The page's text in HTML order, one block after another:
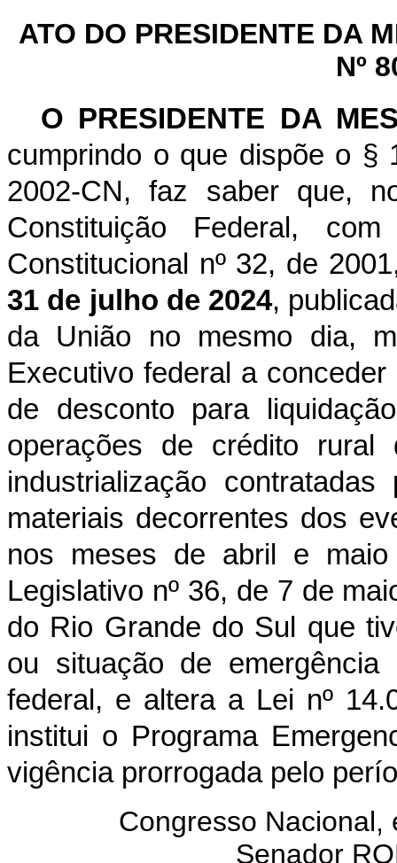
ATO DO PRESIDENTE DA
Nº
O PRESIDENTE DA
cumprindo o que dispõe o §
2002-CN, faz saber que,
Constituição Federal,
Constitucional nº 32, de
31 de julho de 2024,
da União no mesmo dia,
Executivo federal a
de desconto para
operações de crédito
industrialização
materiais decorrentes dos
nos meses de abril e
Legislativo nº 36, de 7 de
do Rio Grande do Sul que
ou situação de emergência
federal, e altera a Lei nº
institui o Programa
vigência prorrogada pelo
Congresso Nacional,
Senador